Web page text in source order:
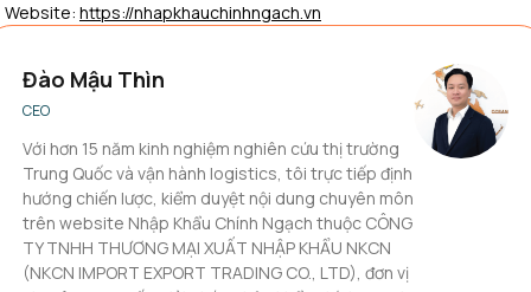
Website: https://nhapkhauchinhngach.vn
Đào Mậu Thìn
CEO
Với hơn 15 năm kinh nghiệm nghiên cứu thị trường
Trung Quốc và vận hành logistics, tôi trực tiếp định
hướng chiến lược, kiểm duyệt nội dung chuyên môn
trên website Nhập Khẩu Chính Ngạch thuộc CÔNG
TY TNHH THƯƠNG MẠI XUẤT NHẬP KHẨU NKCN
(NKCN IMPORT EXPORT TRADING CO., LTD), đơn vị